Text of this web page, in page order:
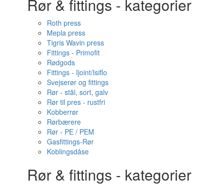
Rør & fittings - kategorier
Roth press
Mepla press
Tigris Wavin press
Fittings - Primofit
Rødgods
Fittings - Ijoint/Isiflo
Svejserør og fittings
Rør - stål, sort, galv
Rør til pres - rustfri
Kobberrør
Rørbærere
Rør - PE / PEM
Gasfittings-Rør
Koblingsdåse
Rør & fittings - kategorier